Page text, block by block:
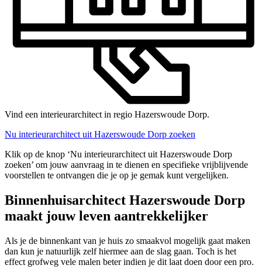
Vind een interieurarchitect in regio Hazerswoude Dorp.
Nu interieurarchitect uit Hazerswoude Dorp zoeken
Klik op de knop ‘Nu interieurarchitect uit Hazerswoude Dorp
zoeken’ om jouw aanvraag in te dienen en specifieke vrijblijvende
voorstellen te ontvangen die je op je gemak kunt vergelijken.
Binnenhuisarchitect Hazerswoude Dorp
maakt jouw leven aantrekkelijker
Als je de binnenkant van je huis zo smaakvol mogelijk gaat maken
dan kun je natuurlijk zelf hiermee aan de slag gaan. Toch is het
effect grofweg vele malen beter indien je dit laat doen door een pro.